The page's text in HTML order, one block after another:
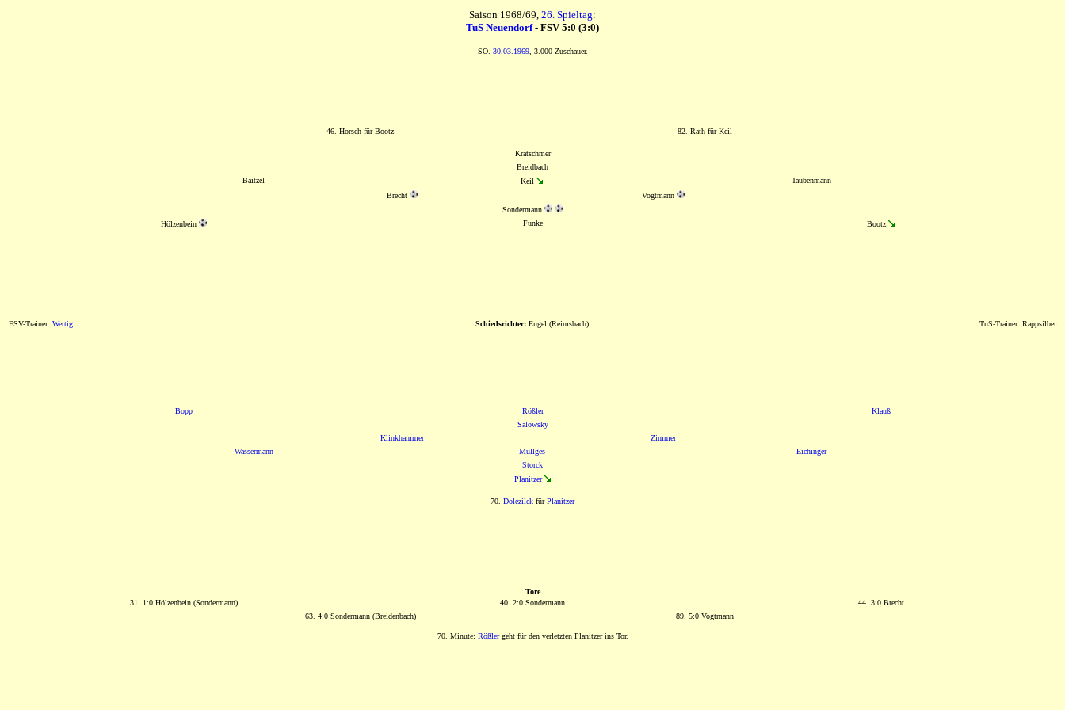
Saison 1968/69, 26. Spieltag:
TuS Neuendorf- FSV 5:0 (3:0)
SO. 30.03.1969, 3.000 Zuschauer.
46. Horsch für Bootz 82. Rath für Keil
Krätschmer
Breidbach
Baitzel
Keil
Taubenmann
Brecht
Vogtmann
Sondermann
Hölzenbein
Funke Bootz
FSV-Trainer: Wettig Schiedsrichter:Engel (Reimsbach) TuS-Trainer: Rappsilber
Bopp Rößler
Klauß
Salowsky
Klinkhammer
Zimmer
Wassermann
Müllges
Eichinger
Storck
Planitzer
70. Dolezilek fürPlanitzer
Tore
31. 1:0 Hölzenbein (Sondermann)
40. 2:0 Sondermann
44. 3:0 Brecht
63. 4:0 Sondermann (Breidenbach)
89. 5:0 Vogtmann
70. Minute: Rößlergeht für den verletzten Planitzer ins Tor.